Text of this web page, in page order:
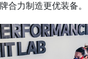
合力制造更优装备。